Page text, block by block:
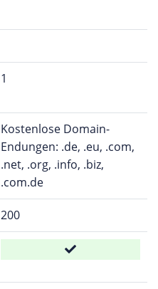
1
Kostenlose Domain-
Endungen: .de, .eu, .com,
.net, .org, .info, .biz,
.com.de
200